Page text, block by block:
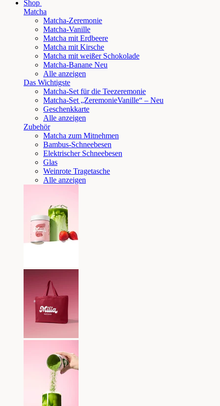
Shop
Matcha
Matcha-Zeremonie
Matcha-Vanille
Matcha mit Erdbeere
Matcha mit Kirsche
Matcha mit weißer Schokolade
Matcha-Banane Neu
Alle anzeigen
Das Wichtigste
Matcha-Set für die Teezeremonie
Matcha-Set „ZeremonieVanille“ – Neu
Geschenkkarte
Alle anzeigen
Zubehör
Matcha zum Mitnehmen
Bambus-Schneebesen
Elektrischer Schneebesen
Glas
Weinrote Tragetasche
Alle anzeigen